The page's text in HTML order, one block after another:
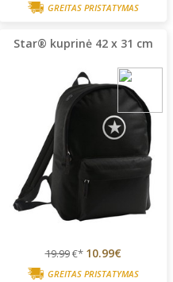
GREITAS PRISTATYMAS
Star® kuprinė 42 x 31 cm
19.99€* 10.99€
GREITAS PRISTATYMAS